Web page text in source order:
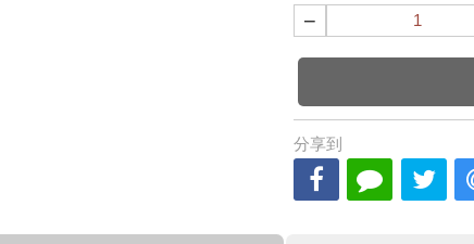
−
分享到